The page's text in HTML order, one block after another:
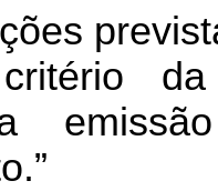
da
a